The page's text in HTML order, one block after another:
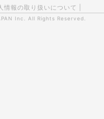
情報の取り扱いについて
Inc. All Rights Reserved.